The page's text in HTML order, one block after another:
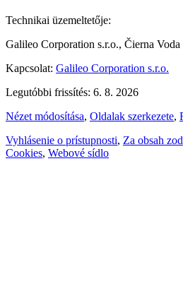
Technikai üzemeltetője:
Galileo Corporation s.r.o., Čierna
Kapcsolat: Galileo Corporation s.r.o.
Legutóbbi frissítés: 6. 8. 2026
Nézet módosítása, Oldalak szerkezete,
Vyhlásenie o prístupnosti, Za obsah
Cookies, Webové sídlo